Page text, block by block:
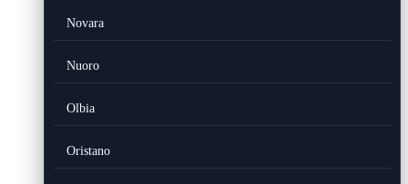
Novara
Nuoro
Olbia
Oristano